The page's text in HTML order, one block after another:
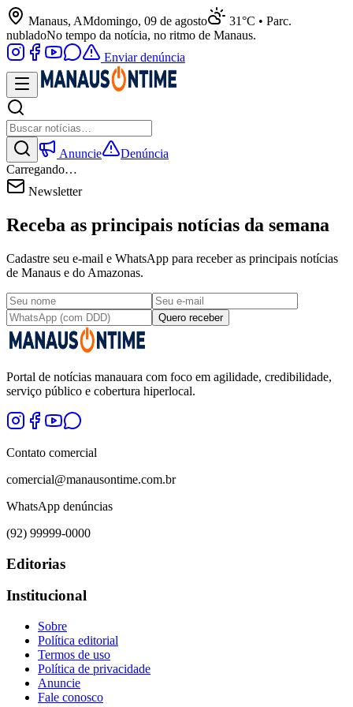
Manaus, AMdomingo, 09 de agosto
31°C • Parc.
nubladoNo tempo da notícia, no ritmo de Manaus.
Enviar denúncia
Anuncie
Denúncia
Carregando…
Newsletter
Receba as principais notícias da semana
Cadastre seu e-mail e WhatsApp para receber as principais notícias
de Manaus e do Amazonas.
Quero receber
Portal de notícias manauara com foco em agilidade, credibilidade,
serviço público e cobertura hiperlocal.
Contato comercial
comercial@manausontime.com.br
WhatsApp denúncias
(92) 99999-0000
Editorias
Institucional
Sobre
Política editorial
Termos de uso
Política de privacidade
Anuncie
Fale conosco